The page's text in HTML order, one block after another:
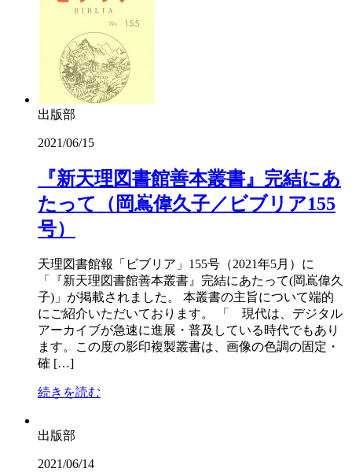
出版部
2021/06/15
『新天理図書館善本叢書』完結にあ
たって（岡嶌偉久子／ビブリア155
号）
天理図書館報「ビブリア」155号（2021年5月）に
「『新天理図書館善本叢書』完結にあたって(岡嶌偉久
子)」が掲載されました。 本叢書の主旨について端的
にご紹介いただいております。 「 現代は、デジタル
アーカイブが急速に進展・普及している時代でもあり
ます。この度の影印複製叢書は、画像の色調の固定・
確 […]
続きを読む
出版部
2021/06/14